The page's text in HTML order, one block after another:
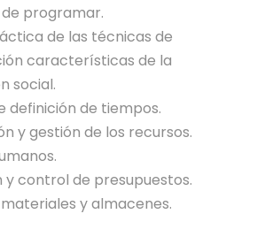
programar.
de las técnicas de
características de la
social.
definición de tiempos.
y gestión de los recursos.
y control de presupuestos.
y almacenes.